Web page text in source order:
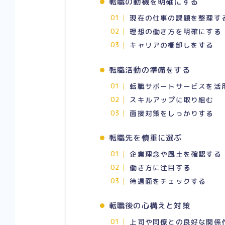
現在の仕事の課題を整理す
理想の働き方を明確にする
キャリアの棚卸しをする
転職活動の準備をする
転職サポートサービスを活
スキルアップに取り組む
面接対策をしっかりする
転職先を慎重に選ぶ
企業理念や風土を確認する
働き方に注目する
待遇面をチェックする
転職後の心構えと対策
上司や同僚との良好な関係